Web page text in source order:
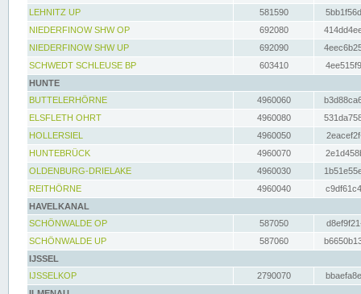
LEHNITZ UP
581590
NIEDERFINOW SHW OP
692080
NIEDERFINOW SHW UP
692090
SCHWEDT SCHLEUSE BP
603410
HUNTE
BUTTELERHÖRNE
4960060
ELSFLETH OHRT
4960080
HOLLERSIEL
4960050
HUNTEBRÜCK
4960070
OLDENBURG-DRIELAKE
4960030
REITHÖRNE
4960040
HAVELKANAL
SCHÖNWALDE OP
587050
SCHÖNWALDE UP
587060
IJSSEL
IJSSELKOP
2790070